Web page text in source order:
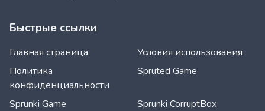
Быстрые ссылки
Главная страница
Условия использования
Политика
конфиденциальности
Spruted Game
Sprunki Game
Sprunki CorruptBox